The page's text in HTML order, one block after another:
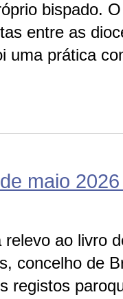
bispado.
entre as
uma prática
maio
ao livro
concelho de
registos